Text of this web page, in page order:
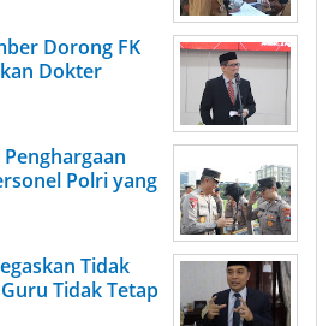
Dorong FK
Dokter
Polri yang
Tidak
Tidak Tetap